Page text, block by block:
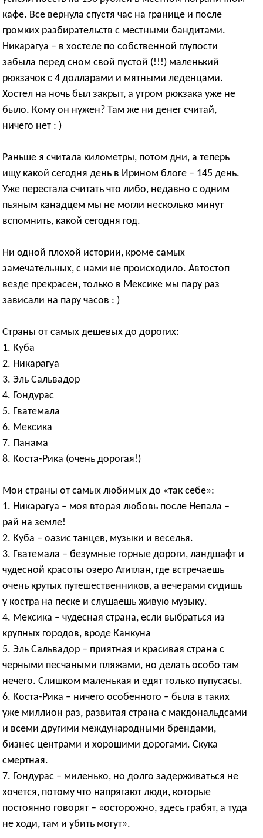
кафе. Все вернула спустя час на границе и после
громких разбирательств с местными бандитами.
Никарагуа – в хостеле по собственной глупости
забыла перед сном свой пустой (!!!) маленький
рюкзачок с 4 долларами и мятными леденцами.
Хостел на ночь был закрыт, а утром рюкзака уже не
было. Кому он нужен? Там же ни денег считай,
ничего нет : )
Раньше я считала километры, потом дни, а теперь
ищу какой сегодня день в Ирином блоге – 145 день.
Уже перестала считать что либо, недавно с одним
пьяным канадцем мы не могли несколько минут
вспомнить, какой сегодня год.
Ни одной плохой истории, кроме самых
замечательных, с нами не происходило. Автостоп
везде прекрасен, только в Мексике мы пару раз
зависали на пару часов : )
Страны от самых дешевых до дорогих:
1. Куба
2. Никарагуа
3. Эль Сальвадор
4. Гондурас
5. Гватемала
6. Мексика
7. Панама
8. Коста-Рика (очень дорогая!)
Мои страны от самых любимых до «так себе»:
1. Никарагуа – моя вторая любовь после Непала –
рай на земле!
2. Куба – оазис танцев, музыки и веселья.
3. Гватемала – безумные горные дороги, ландшафт и
чудесной красоты озеро Атитлан, где встречаешь
очень крутых путешественников, а вечерами сидишь
у костра на песке и слушаешь живую музыку.
4. Мексика – чудесная страна, если выбраться из
крупных городов, вроде Канкуна
5. Эль Сальвадор – приятная и красивая страна с
черными песчаными пляжами, но делать особо там
нечего. Слишком маленькая и едят только пупусасы.
6. Коста-Рика – ничего особенного – была в таких
уже миллион раз, развитая страна с макдональдсами
и всеми другими международными брендами,
бизнес центрами и хорошими дорогами. Скука
смертная.
7. Гондурас – миленько, но долго задерживаться не
хочется, потому что напрягают люди, которые
постоянно говорят – «осторожно, здесь грабят, а туда
не ходи, там и убить могут».